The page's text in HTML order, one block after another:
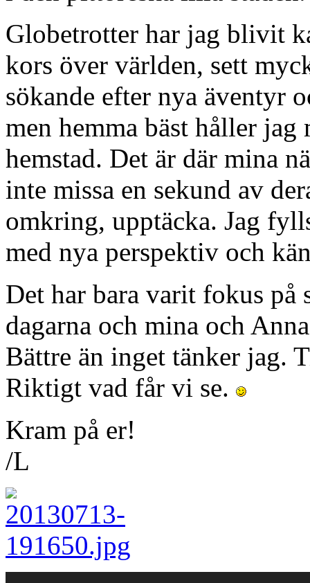
Globetrotter har jag blivit
kors över världen, sett
sökande efter nya äventyr
men hemma bäst håller
hemstad. Det är där mina
inte missa en sekund av
omkring, upptäcka. Jag
med nya perspektiv och
Det har bara varit fokus på
dagarna och mina och
Bättre än inget tänker jag.
Riktigt vad får vi se.
Kram på er!
/L